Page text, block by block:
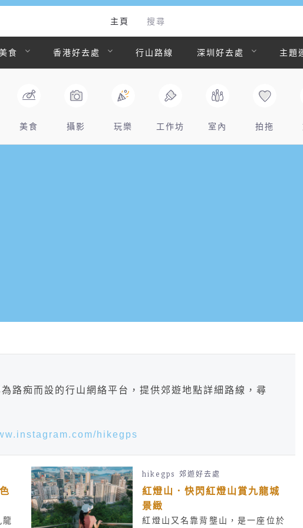
主頁 搜尋
食 香港好去處 行山路線 深圳好去處 主題
美食 攝影 玩樂 工作坊 室內 拍拖
路痴而設的行山網絡平台，提供郊遊地點詳細路線，尋
hikegps
龍
hikegps 郊遊好去處
紅燈山．快閃紅燈山賞九龍城
景緻
紅燈山又名靠背壟山，是一座位於